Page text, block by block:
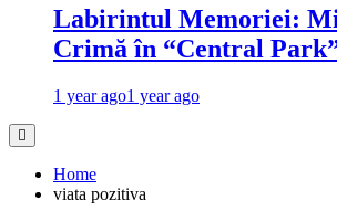
Labirintul Memoriei:
Crimă în “Central
1 year ago1 year ago
Home
viata pozitiva